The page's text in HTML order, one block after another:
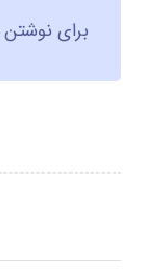
برای نوشتن